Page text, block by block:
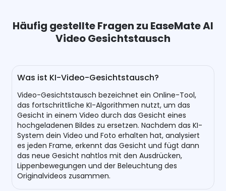
Häufig gestellte Fragen zu EaseMate AI
Video Gesichtstausch
Was ist KI-Video-Gesichtstausch?
Video-Gesichtstausch bezeichnet ein Online-Tool,
das fortschrittliche KI-Algorithmen nutzt, um das
Gesicht in einem Video durch das Gesicht eines
hochgeladenen Bildes zu ersetzen. Nachdem das KI-
System dein Video und Foto erhalten hat, analysiert
es jeden Frame, erkennt das Gesicht und fügt dann
das neue Gesicht nahtlos mit den Ausdrücken,
Lippenbewegungen und der Beleuchtung des
Originalvideos zusammen.